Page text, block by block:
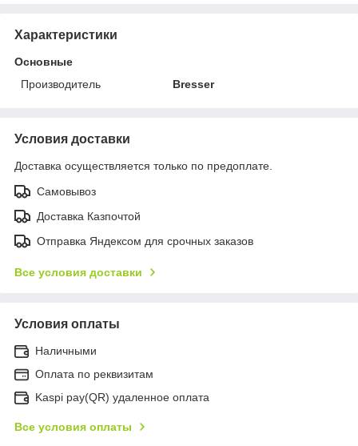
Характеристики
Основные
Производитель
Bresser
Условия доставки
Доставка осуществляется только по предоплате.
Самовывоз
Доставка Казпочтой
Отправка Яндексом для срочных заказов
Все условия доставки
Условия оплаты
Наличными
Оплата по реквизитам
Kaspi pay(QR) удаленное оплата
Все условия оплаты